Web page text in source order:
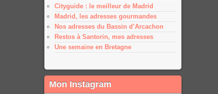
Cityguide : le meilleur de Madrid
Madrid, les adresses gourmandes
Nos adresses du Bassin d’Arcachon
Restos à Santorin, mes adresses
Une semaine en Bretagne
Mon Instagram